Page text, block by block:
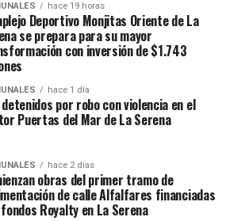
hace 19 horas
Deportivo Monjitas Oriente de La
se prepara para su mayor
con inversión de $1.743
hace 1 día
detenidos por robo con violencia en el
Puertas del Mar de La Serena
hace 2 días
obras del primer tramo de
de calle Alfalfares financiadas
Royalty en La Serena